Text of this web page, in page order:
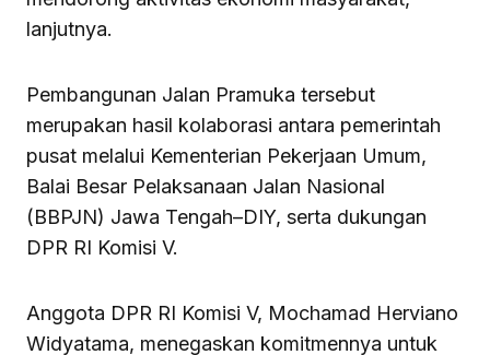
lanjutnya.
Pembangunan Jalan Pramuka tersebut
merupakan hasil kolaborasi antara pemerintah
pusat melalui Kementerian Pekerjaan Umum,
Balai Besar Pelaksanaan Jalan Nasional
(BBPJN) Jawa Tengah–DIY, serta dukungan
DPR RI Komisi V.
Anggota DPR RI Komisi V, Mochamad Herviano
Widyatama, menegaskan komitmennya untuk